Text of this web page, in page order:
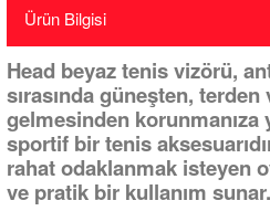
Ürün Bilgisi
Head beyaz tenis vizörü,
sırasında güneşten, terden
gelmesinden korunmanıza
sportif bir tenis
rahat odaklanmak isteyen
ve pratik bir kullanım sunar.